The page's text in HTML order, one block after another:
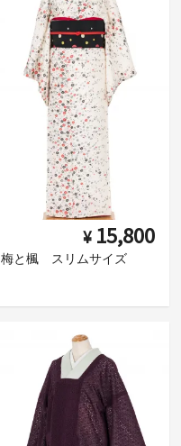
¥ 15,800
梅と楓 スリムサイズ